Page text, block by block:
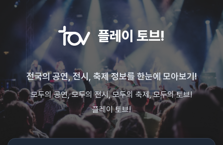
플레이 토브!
전국의 공연, 전시, 축제 정보를 한눈에 모아보기!
모두의 공연, 모두의 전시, 모두의 축제, 모두의 토브!
플레이 토브!